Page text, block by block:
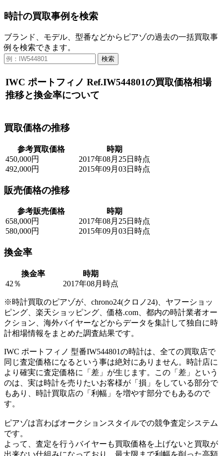
時計の買取事例を検索
ブランド、モデル、型番などからピアゾの過去の一括買取事
例を検索できます。
検索
IWC ポートフィノ Ref.IW544801の買取価格相場
推移と換金率について
買取価格の推移
参考買取価格
時期
450,000円
2017年08月25日時点
492,000円
2015年09月03日時点
販売価格の推移
参考販売価格
時期
658,000円
2017年08月25日時点
580,000円
2015年09月03日時点
換金率
換金率
時期
42％
2017年08月時点
※時計買取のピアゾが、chrono24(クロノ24)、ヤフーショッ
ピング、楽天ショッピング、価格.com、都内の時計業者オー
クション、海外バイヤーなどからデータを集計して独自に時
計相場情報をまとめた調査結果です。
IWC ポートフィノ 型番IW544801の時計は、全ての買取店で
同じ査定価格になるという事は絶対にありません。時計店に
より確実に査定価格に「差」が生じます。この「差」という
のは、実は時計を売りたいお客様が「損」をしている部分で
もあり、時計買取店の「利幅」を増やす部分でもあるので
す。
ピアゾは言わばオークションスタイルでの競争査定システム
です。
よって、査定を行うバイヤーも買取価格を上げないと買取が
出来ない仕組みになっており、最大限まで利幅を削った高額